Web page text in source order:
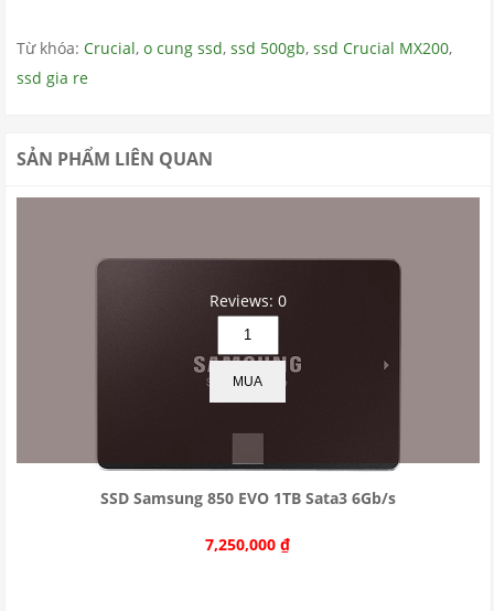
Từ khóa: Crucial,o cung ssd,ssd 500gb,ssd Crucial MX200,
ssd gia re
SẢN PHẨM LIÊN QUAN
Reviews: 0
MUA
SSD Samsung 850 EVO 1TB Sata3 6Gb/s
7,250,000₫